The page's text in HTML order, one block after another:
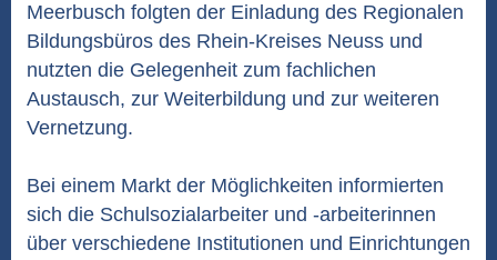
Meerbusch folgten der Einladung des Regionalen
Bildungsbüros des Rhein-Kreises Neuss und
nutzten die Gelegenheit zum fachlichen
Austausch, zur Weiterbildung und zur weiteren
Vernetzung.
Bei einem Markt der Möglichkeiten informierten
sich die Schulsozialarbeiter und -arbeiterinnen
über verschiedene Institutionen und Einrichtungen